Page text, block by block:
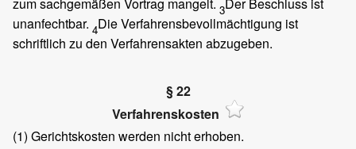
3
unanfechtbar. 4Die Verfahrensbevollmächtigung ist
schriftlich zu den Verfahrensakten abzugeben.
§ 22
Verfahrenskosten
(1) Gerichtskosten werden nicht erhoben.